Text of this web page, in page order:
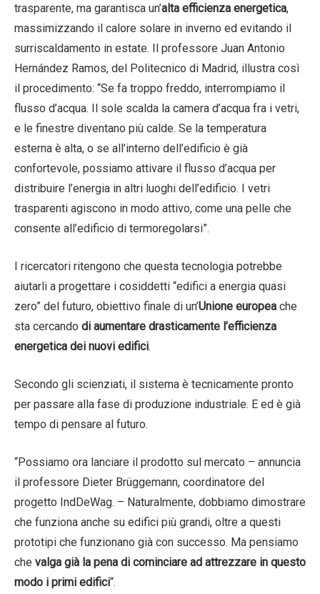
trasparente, ma garantisca un’alta efficienza energetica,
massimizzando il calore solare in inverno ed evitando il
surriscaldamento in estate. Il professore Juan Antonio
Hernández Ramos, del Politecnico di Madrid, illustra così
il procedimento: “Se fa troppo freddo, interrompiamo il
flusso d’acqua. Il sole scalda la camera d’acqua fra i vetri,
e le finestre diventano più calde. Se la temperatura
esterna è alta, o se all’interno dell’edificio è già
confortevole, possiamo attivare il flusso d’acqua per
distribuire l’energia in altri luoghi dell’edificio. I vetri
trasparenti agiscono in modo attivo, come una pelle che
consente all’edificio di termoregolarsi”.
I ricercatori ritengono che questa tecnologia potrebbe
aiutarli a progettare i cosiddetti “edifici a energia quasi
zero” del futuro, obiettivo finale di un’Unione europea che
sta cercando di aumentare drasticamente l’efficienza
energetica dei nuovi edifici.
Secondo gli scienziati, il sistema è tecnicamente pronto
per passare alla fase di produzione industriale. E ed è già
tempo di pensare al futuro.
“Possiamo ora lanciare il prodotto sul mercato – annuncia
il professore Dieter Brüggemann, coordinatore del
progetto IndDeWag. – Naturalmente, dobbiamo dimostrare
che funziona anche su edifici più grandi, oltre a questi
prototipi che funzionano già con successo. Ma pensiamo
che valga già la pena di cominciare ad attrezzare in questo
modo i primi edifici“.